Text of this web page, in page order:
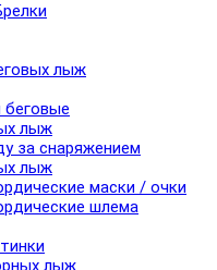
лыж
лыж
за снаряжением
лыж
маски / очки
шлема
лыж